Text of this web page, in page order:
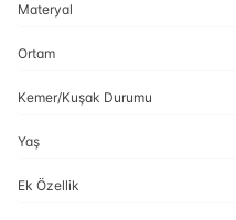
Materyal
Ortam
Kemer/Kuşak Durumu
Yaş
Ek Özellik